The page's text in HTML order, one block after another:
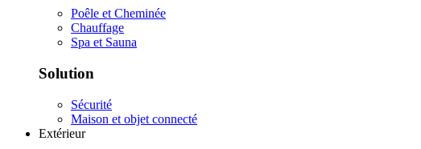
Poêle et Cheminée
Chauffage
Spa et Sauna
Solution
Sécurité
Maison et objet connecté
Extérieur